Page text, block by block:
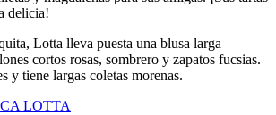
delicia!
Lotta lleva puesta una blusa larga
cortos rosas, sombrero y zapatos fucsias.
y tiene largas coletas morenas.
LOTTA